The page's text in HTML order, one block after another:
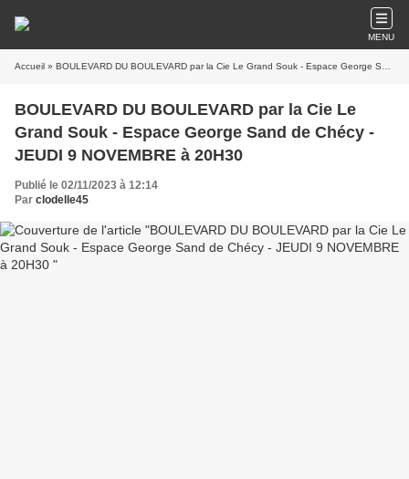
MENU
Accueil » BOULEVARD DU BOULEVARD par la Cie Le Grand Souk - Espace George Sand de Chécy - JEUDI 9 NOVEMBRE à 20H30
BOULEVARD DU BOULEVARD par la Cie Le
Grand Souk - Espace George Sand de Chécy -
JEUDI 9 NOVEMBRE à 20H30
Publié le 02/11/2023 à 12:14
Par clodelle45